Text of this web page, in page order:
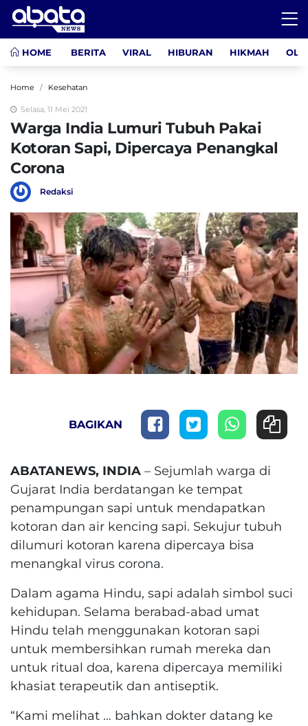
HOME BERITA VIRAL HIBURAN HIKMAH
Home Kesehatan
Selasa, 11 Mei 2021
Warga India Lumuri Tubuh Pakai
Kotoran Sapi, Dipercaya Penangkal
Corona
Redaksi
BAGIKAN
ABATANEWS, INDIA – Sejumlah warga di
Gujarat India berdatangan ke tempat
penampungan sapi untuk mendapatkan
kotoran dan air kencing sapi. Sekujur tubuh
dilumuri kotoran karena dipercaya bisa
menangkal virus corona.
Dalam agama Hindu, sapi adalah simbol suci
kehidupan. Selama berabad-abad umat
Hindu telah menggunakan kotoran sapi
untuk membersihkan rumah mereka dan
untuk ritual doa, karena dipercaya memiliki
khasiat terapeutik dan antiseptik.
“Kami melihat … bahkan dokter datang ke